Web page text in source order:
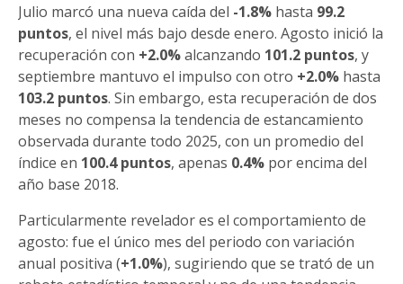
Julio marcó una nueva caída del -1.8% hasta 99.2
puntos, el nivel más bajo desde enero. Agosto inició la
recuperación con +2.0%alcanzando 101.2 puntos, y
septiembre mantuvo el impulso con otro +2.0% hasta
103.2 puntos. Sin embargo, esta recuperación de dos
meses no compensa la tendencia de estancamiento
observada durante todo 2025, con un promedio del
índice en 100.4 puntos, apenas 0.4% por encima del
año base 2018.
Particularmente revelador es el comportamiento de
agosto: fue el único mes del periodo con variación
anual positiva (+1.0%), sugiriendo que se trató de un